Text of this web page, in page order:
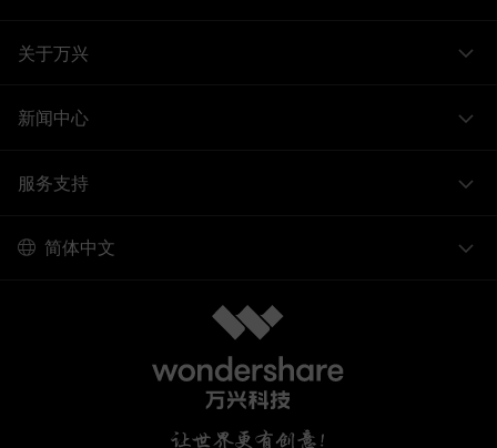
关于万兴
新闻中心
服务支持
简体中文